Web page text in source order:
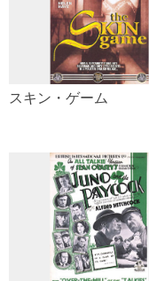
スキン・ゲーム